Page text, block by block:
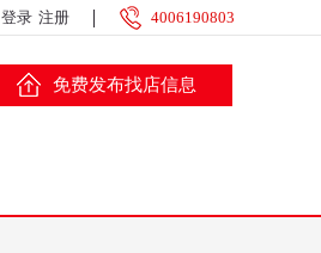
登录 注册 4006190803
免费发布找店信息